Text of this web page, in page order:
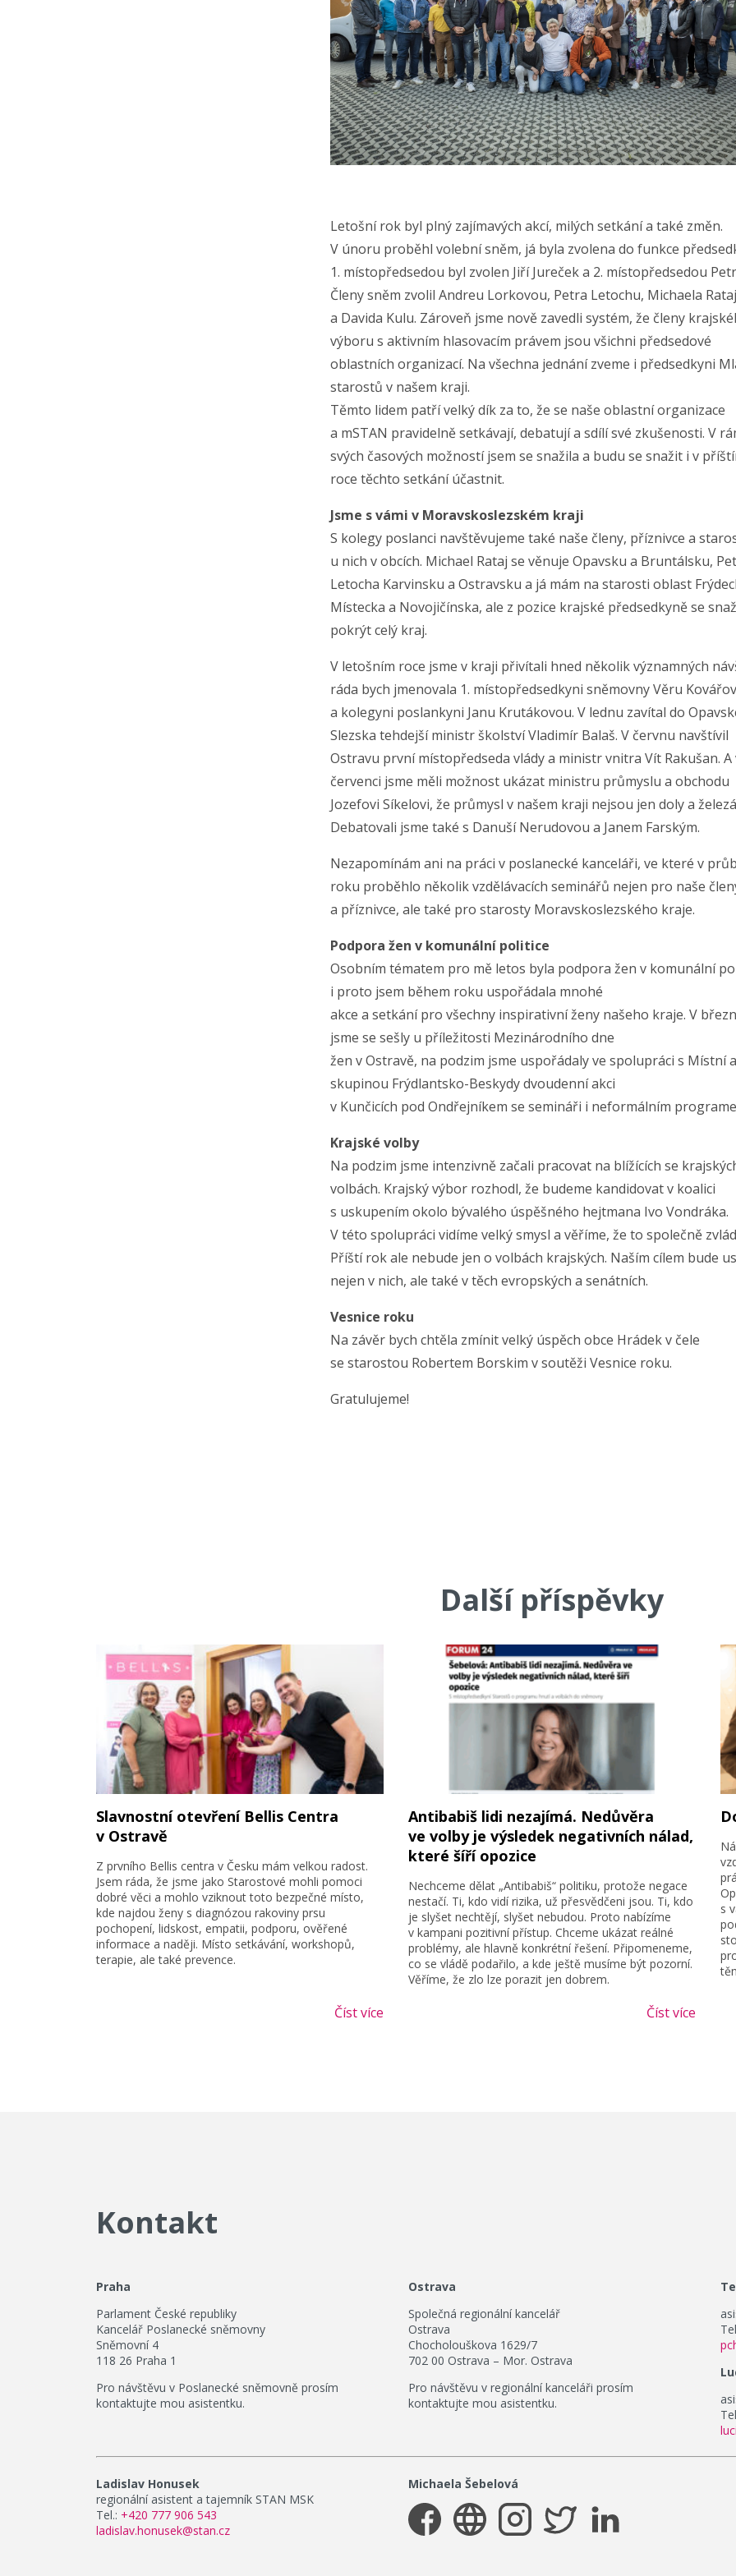
Letošní rok byl plný zajímavých akcí, milých setkání a také změn.
V únoru proběhl volební sněm, já byla zvolena do funkce
1. místopředsedou byl zvolen Jiří Jureček a 2. místopředsedou Petr
Členy sněm zvolil Andreu Lorkovou, Petra Letochu, Michaela
a Davida Kulu. Zároveň jsme nově zavedli systém, že členy
výboru s aktivním hlasovacím právem jsou všichni předsedové
oblastních organizací. Na všechna jednání zveme i předsedkyni
starostů v našem kraji.
Těmto lidem patří velký dík za to, že se naše oblastní organizace
a mSTAN pravidelně setkávají, debatují a sdílí své zkušenosti. V
svých časových možností jsem se snažila a budu se snažit i v
roce těchto setkání účastnit.
Jsme s vámi v Moravskoslezském kraji
S kolegy poslanci navštěvujeme také naše členy, příznivce a
u nich v obcích. Michael Rataj se věnuje Opavsku a Bruntálsku,
Letocha Karvinsku a Ostravsku a já mám na starosti oblast
Místecka a Novojičínska, ale z pozice krajské předsedkyně se
pokrýt celý kraj.
V letošním roce jsme v kraji přivítali hned několik významných
ráda bych jmenovala 1. místopředsedkyni sněmovny Věru
a kolegyni poslankyni Janu Krutákovou. V lednu zavítal do
Slezska tehdejší ministr školství Vladimír Balaš. V červnu navštívil
Ostravu první místopředseda vlády a ministr vnitra Vít Rakušan. A
červenci jsme měli možnost ukázat ministru průmyslu a obchodu
Jozefovi Síkelovi, že průmysl v našem kraji nejsou jen doly a
Debatovali jsme také s Danuší Nerudovou a Janem Farským.
Nezapomínám ani na práci v poslanecké kanceláři, ve které v
roku proběhlo několik vzdělávacích seminářů nejen pro naše
a příznivce, ale také pro starosty Moravskoslezského kraje.
Podpora žen v komunální politice
Osobním tématem pro mě letos byla podpora žen v komunální
i proto jsem během roku uspořádala mnohé
akce a setkání pro všechny inspirativní ženy našeho kraje. V
jsme se sešly u příležitosti Mezinárodního dne
žen v Ostravě, na podzim jsme uspořádaly ve spolupráci s Místní
skupinou Frýdlantsko-Beskydy dvoudenní akci
v Kunčicích pod Ondřejníkem se semináři i neformálním
Krajské volby
Na podzim jsme intenzivně začali pracovat na blížících se
volbách. Krajský výbor rozhodl, že budeme kandidovat v koalici
s uskupením okolo bývalého úspěšného hejtmana Ivo Vondráka.
V této spolupráci vidíme velký smysl a věříme, že to společně
Příští rok ale nebude jen o volbách krajských. Naším cílem bude
nejen v nich, ale také v těch evropských a senátních.
Vesnice roku
Na závěr bych chtěla zmínit velký úspěch obce Hrádek v čele
se starostou Robertem Borskim v soutěži Vesnice roku.
Gratulujeme!
Další příspěvky
Slavnostní otevření Bellis Centra
v Ostravě
Z prvního Bellis centra v Česku mám velkou radost.
Jsem ráda, že jsme jako Starostové mohli pomoci
dobré věci a mohlo vziknout toto bezpečné místo,
kde najdou ženy s diagnózou rakoviny prsu
pochopení, lidskost, empatii, podporu, ověřené
informace a naději. Místo setkávání, workshopů,
terapie, ale také prevence.
Číst více
Antibabiš lidi nezajímá. Nedůvěra
ve volby je výsledek negativních nálad,
které šíří opozice
Nechceme dělat „Antibabiš“ politiku, protože negace
nestačí. Ti, kdo vidí rizika, už přesvědčeni jsou. Ti, kdo
je slyšet nechtějí, slyšet nebudou. Proto nabízíme
v kampani pozitivní přístup. Chceme ukázat reálné
problémy, ale hlavně konkrétní řešení. Připomeneme,
co se vládě podařilo, a kde ještě musíme být pozorní.
Věříme, že zlo lze porazit jen dobrem.
Číst více
s
Kontakt
Praha
Parlament České republiky
Kancelář Poslanecké sněmovny
Sněmovní 4
118 26 Praha 1
Pro návštěvu v Poslanecké sněmovně prosím
kontaktujte mou asistentku.
Ostrava
Společná regionální kancelář
Ostrava
Chocholouškova 1629/7
702 00 Ostrava – Mor. Ostrava
Pro návštěvu v regionální kanceláři prosím
kontaktujte mou asistentku.
Ladislav Honusek
regionální asistent a tajemník STAN MSK
Tel.: +420 777 906 543
ladislav.honusek@stan.cz
Michaela Šebelová